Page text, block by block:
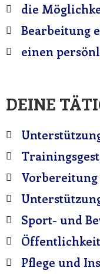
die
Bearbeitung
einen
DEINE
Sport- und
Pflege und